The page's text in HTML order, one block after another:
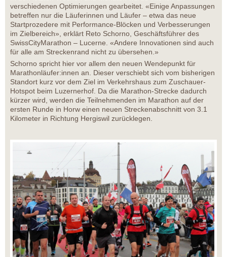
verschiedenen Optimierungen gearbeitet. «Einige Anpassungen
betreffen nur die Läuferinnen und Läufer – etwa das neue
Startprozedere mit Performance-Blöcken und Verbesserungen
im Zielbereich», erklärt Reto Schorno, Geschäftsführer des
SwissCityMarathon – Lucerne. «Andere Innovationen sind auch
für alle am Streckenrand nicht zu übersehen.»
Schorno spricht hier vor allem den neuen Wendepunkt für
Marathonläufer:innen an. Dieser verschiebt sich vom bisherigen
Standort kurz vor dem Ziel im Verkehrshaus zum Zuschauer-
Hotspot beim Luzernerhof. Da die Marathon-Strecke dadurch
kürzer wird, werden die Teilnehmenden im Marathon auf der
ersten Runde in Horw einen neuen Streckenabschnitt von 3.1
Kilometer in Richtung Hergiswil zurücklegen.